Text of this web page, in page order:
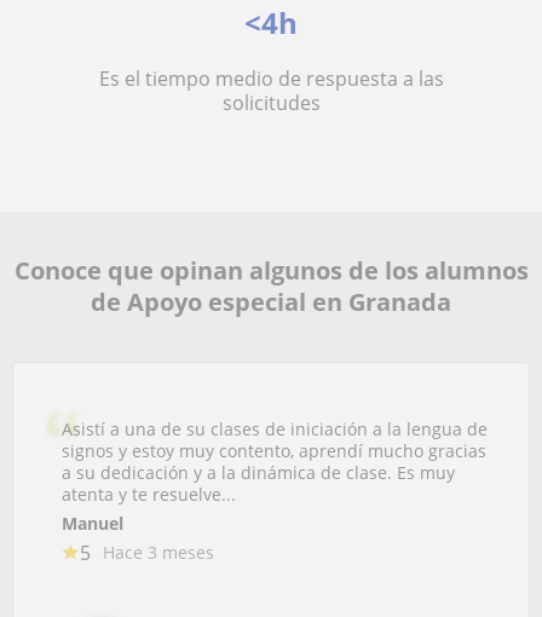
<4h
Es el tiempo medio de respuesta a las
solicitudes
Conoce que opinan algunos de los alumnos
de Apoyo especial en Granada
Asistí a una de su clases de iniciación a la lengua de
signos y estoy muy contento, aprendí mucho gracias
a su dedicación y a la dinámica de clase. Es muy
atenta y te resuelve...
Manuel
5 Hace 3 meses